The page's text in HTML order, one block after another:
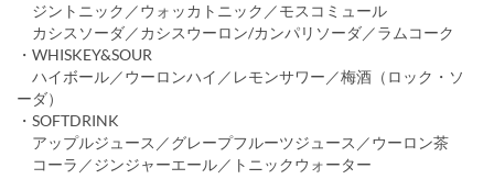
ジントニック／ウォッカトニック／モスコミュール
カシスソーダ／カシスウーロン/カンパリソーダ／ラムコーク
・WHISKEY&SOUR
ハイボール／ウーロンハイ／レモンサワー／梅酒（ロック・ソ
ーダ）
・SOFTDRINK
アップルジュース／グレープフルーツジュース／ウーロン茶
コーラ／ジンジャーエール／トニックウォーター